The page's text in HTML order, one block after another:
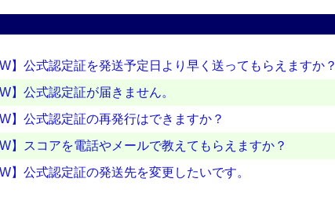
】公式認定証を発送予定日より早く送ってもらえますか？
】公式認定証が届きません。
】公式認定証の再発行はできますか？
】スコアを電話やメールで教えてもらえますか？
】公式認定証の発送先を変更したいです。